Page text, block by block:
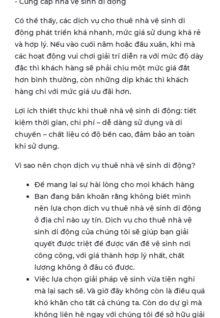
Có thể thấy, các dịch vụ cho thuê nhà vệ sinh di
động phát triển khá nhanh, mức giá sử dụng khá rẻ
và hợp lý. Nếu vào cuối năm hoặc đầu xuân, khi mà
các hoạt động vui chơi giải trí diễn ra với mức độ dày
đặc thì khách hàng sẽ phải chịu một mức giá đắt
hơn bình thường, còn những dịp khác thì khách
hàng chi với mức giá ưu đãi hơn.
Lợi ích thiết thực khi thuê nhà vệ sinh di động: tiết
kiệm thời gian, chi phí – dễ dàng sử dụng và di
chuyển – chất liệu có độ bền cao, đảm bảo an toàn
khi sử dụng.
Vì sao nên chọn dịch vụ thuê nhà vệ sinh di động?
Để mang lại sự hài lòng cho mọi khách hàng
Bạn đang băn khoăn rằng không biết mình
nên lựa chọn dịch vụ thuê nhà vệ sinh di động
ở địa chỉ nào uy tín. Dịch vụ cho thuê nhà vệ
sinh di động của chúng tôi sẽ giúp bạn giải
quyết được triệt để được vấn đề vệ sinh nơi
công cộng, với giá thành hợp lý nhất, chất
lượng không ở đâu có được.
Việc lựa chọn giải pháp vệ sinh vừa tiện nghi
mà lại sạch sẽ. Và giờ đây không còn là điều quá
khó khăn cho tất cả chúng ta. Còn do dự gì mà
không liên hệ ngay với chúng tôi để sở hữu giải